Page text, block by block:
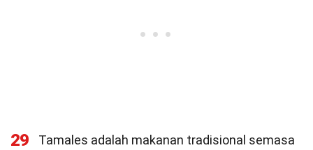
29
Tamales adalah makanan tradisional semasa